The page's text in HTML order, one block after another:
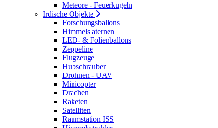
Meteore - Feuerkugeln
Irdische Objekte
Forschungsballons
Himmelslaternen
LED- & Folienballons
Zeppeline
Flugzeuge
Hubschrauber
Drohnen - UAV
Minicopter
Drachen
Raketen
Satelliten
Raumstation ISS